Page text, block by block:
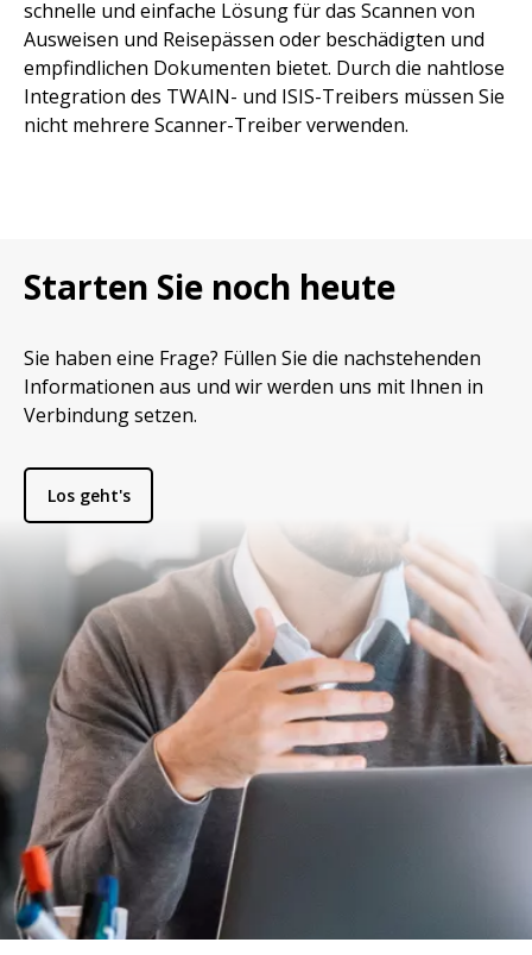
schnelle und einfache Lösung für das Scannen von
Ausweisen und Reisepässen oder beschädigten und
empfindlichen Dokumenten bietet. Durch die nahtlose
Integration des TWAIN- und ISIS-Treibers müssen Sie
nicht mehrere Scanner-Treiber verwenden.
Starten Sie noch heute
Sie haben eine Frage? Füllen Sie die nachstehenden
Informationen aus und wir werden uns mit Ihnen in
Verbindung setzen.
Los geht's